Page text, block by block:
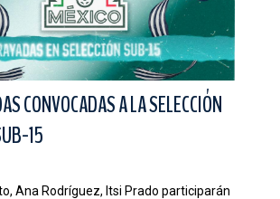
CONVOCADAS A LA SELECCIÓN
15
Ana Rodríguez, Itsi Prado participarán